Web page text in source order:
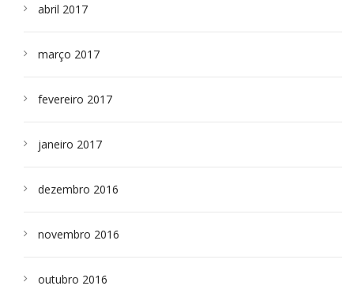
abril 2017
março 2017
fevereiro 2017
janeiro 2017
dezembro 2016
novembro 2016
outubro 2016